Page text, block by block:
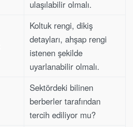
ulaşılabilir olmalı.
Koltuk rengi, dikiş
detayları, ahşap rengi
istenen şekilde
uyarlanabilir olmalı.
Sektördeki bilinen
berberler tarafından
tercih ediliyor mu?